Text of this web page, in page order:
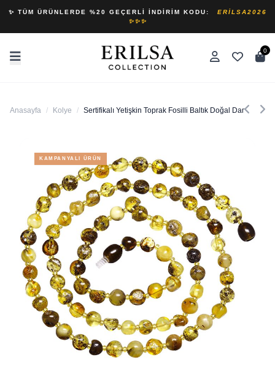
✨ TÜM ÜRÜNLERDE %20 GEÇERLI İNDIRIM KODU:
ERILSA2026
✨✨✨
0
Anasayfa / Kolye / Sertifikalı Yetişkin Toprak Fosilli Baltık Doğal Damla
KAMPANYALI ÜRÜN